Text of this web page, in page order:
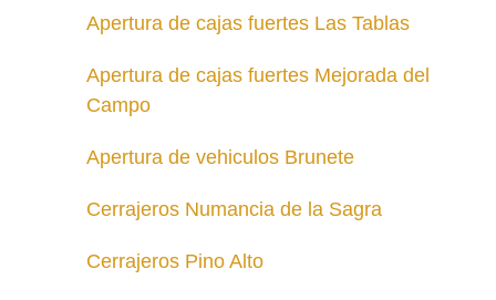
Apertura de cajas fuertes Las Tablas
Apertura de cajas fuertes Mejorada del
Campo
Apertura de vehiculos Brunete
Cerrajeros Numancia de la Sagra
Cerrajeros Pino Alto